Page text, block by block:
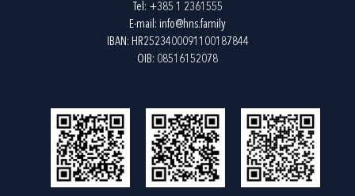
Tel: +385 1 2361555
E-mail: info@hns.family
IBAN: HR2523400091100187844
OIB: 08516152078